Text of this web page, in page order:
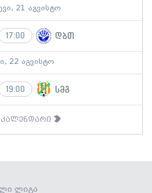
21 აგვისტო
17:00 დბთ
22 აგვისტო
19:00 სმგ
ლიგა